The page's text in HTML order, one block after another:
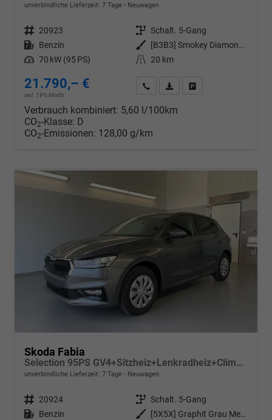
unverbindliche Lieferzeit: 7 Tage Neuwagen
Fahrzeugnr. 20923 Getriebe Schalt. 5-Gang
Kraftstoff Benzin Außenfarbe
[B3B3] Smokey Diamond-Silber Metallic
Leistung 70 kW (95 PS) Kilometerstand 20 km
21.790,– €
incl. 19% MwSt.
Wir rufen Sie anPDF-Datei, Fahrzeugexposé
Verbrauch kombiniert: 5,60 l/100km
CO2-Klasse: D
CO2-Emissionen: 128,00 g/km
Skoda Fabia
Selection 95PS GV4+Sitzheiz+Lenkradheiz+Climatronic+Sunset+AppConnect+PDC
unverbindliche Lieferzeit: 7 Tage Neuwagen
Fahrzeugnr. 20924 Getriebe Schalt. 5-Gang
Kraftstoff Benzin Außenfarbe
[5X5X] Graphit Grau Metallic